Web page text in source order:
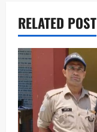
RELATED POST